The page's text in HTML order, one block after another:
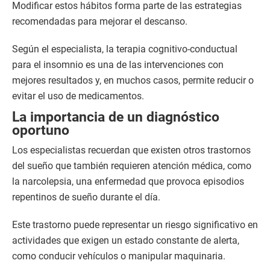
Modificar estos hábitos forma parte de las estrategias
recomendadas para mejorar el descanso.
Según el especialista, la terapia cognitivo-conductual
para el insomnio es una de las intervenciones con
mejores resultados y, en muchos casos, permite reducir o
evitar el uso de medicamentos.
La importancia de un diagnóstico
oportuno
Los especialistas recuerdan que existen otros trastornos
del sueño que también requieren atención médica, como
la narcolepsia, una enfermedad que provoca episodios
repentinos de sueño durante el día.
Este trastorno puede representar un riesgo significativo en
actividades que exigen un estado constante de alerta,
como conducir vehículos o manipular maquinaria.